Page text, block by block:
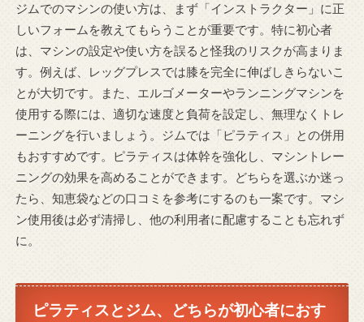
ジムでのマシンの使い方は、まず「インストラクター」に正
しいフォームを教えてもらうことが重要です。特に初心者
は、マシンの設定や使い方を誤ると怪我のリスクが高まりま
す。例えば、レッグプレスでは膝を完全に伸ばしきらないこ
とが大切です。また、エルゴメーターやランニングマシンを
使用する際には、適切な速度と負荷を設定し、無理なくトレ
ーニングを行いましょう。ジムでは「ピラティス」との併用
もおすすめです。ピラティスは体幹を強化し、マシントレー
ニングの効果を高めることができます。どちらを選ぶか迷っ
たら、知恵袋などの口コミを参考にするのも一案です。マシ
ン使用後は必ず清掃し、他の利用者に配慮することも忘れず
に。
ピラティスとジム、どちらが初心者におす